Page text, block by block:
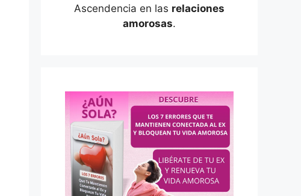
Ascendencia en las relaciones
amorosas.